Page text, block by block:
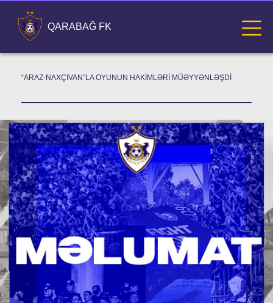
QARABAĞ FK
“ARAZ-NAXÇIVAN”LA OYUNUN HAKIMLƏRI MÜƏYYƏNLƏŞDI